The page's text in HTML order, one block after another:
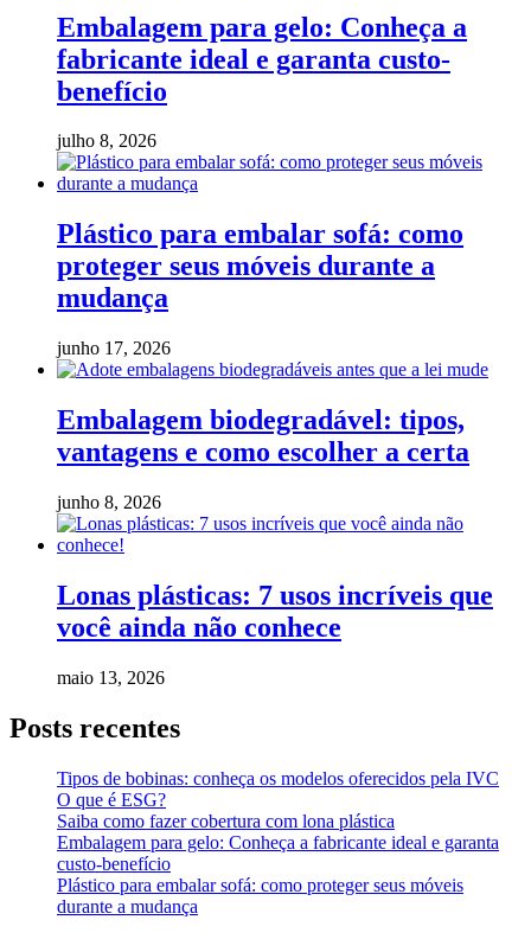
Embalagem para gelo: Conheça a
fabricante ideal e garanta custo-
benefício
julho 8, 2026
Plástico para embalar sofá: como
proteger seus móveis durante a
mudança
junho 17, 2026
Embalagem biodegradável: tipos,
vantagens e como escolher a certa
junho 8, 2026
Lonas plásticas: 7 usos incríveis que
você ainda não conhece
maio 13, 2026
Posts recentes
Tipos de bobinas: conheça os modelos oferecidos pela IVC
O que é ESG?
Saiba como fazer cobertura com lona plástica
Embalagem para gelo: Conheça a fabricante ideal e garanta
custo-benefício
Plástico para embalar sofá: como proteger seus móveis
durante a mudança